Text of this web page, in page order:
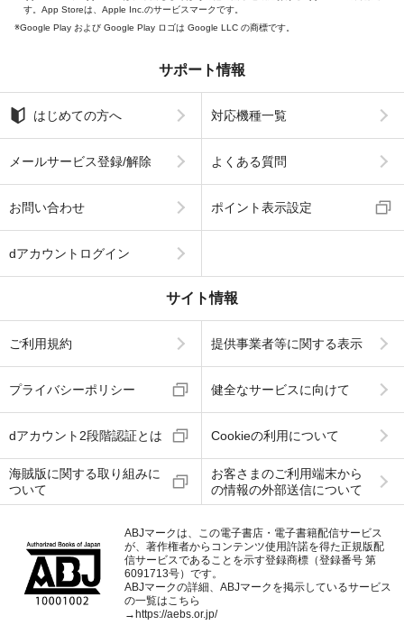
す。App Storeは、Apple Inc.のサービスマークです。
Google Play および Google Play ロゴは Google LLC の商標です。
サポート情報
はじめての方へ 対応機種一覧
メールサービス登録/解除 よくある質問
お問い合わせ ポイント表示設定
dアカウントログイン
サイト情報
ご利用規約 提供事業者等に関する表示
プライバシーポリシー 健全なサービスに向けて
dアカウント2段階認証とは Cookieの利用について
海賊版に関する取り組みに
ついて
お客さまのご利用端末から
の情報の外部送信について
ABJマークは、この電子書店・電子書籍配信サービス
が、著作権者からコンテンツ使用許諾を得た正規版配
信サービスであることを示す登録商標（登録番号 第
6091713号）です。
ABJマークの詳細、ABJマークを掲示しているサービス
の一覧はこちら
→https://aebs.or.jp/